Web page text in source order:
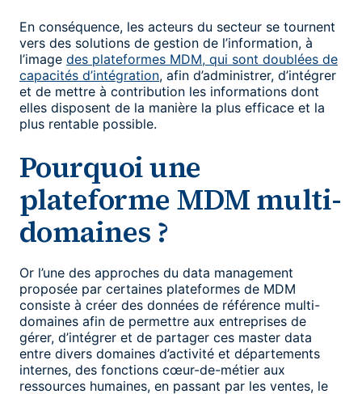
En conséquence, les acteurs du secteur se tournent
vers des solutions de gestion de l’information, à
l’image des plateformes MDM, qui sont doublées de
capacités d’intégration, afin d’administrer, d’intégrer
et de mettre à contribution les informations dont
elles disposent de la manière la plus efficace et la
plus rentable possible.
Pourquoi une
plateforme MDM multi-
domaines ?
Or l’une des approches du data management
proposée par certaines plateformes de MDM
consiste à créer des données de référence multi-
domaines afin de permettre aux entreprises de
gérer, d’intégrer et de partager ces master data
entre divers domaines d’activité et départements
internes, des fonctions cœur-de-métier aux
ressources humaines, en passant par les ventes, le